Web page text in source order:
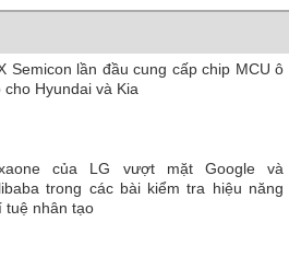
Semicon lần đầu cung cấp chip MCU ô
cho Hyundai và Kia
của LG vượt mặt Google và
trong các bài kiểm tra hiệu năng
tuệ nhân tạo